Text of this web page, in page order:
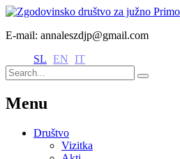
E-mail: annaleszdjp@gmail.com
SL EN IT
Menu
Društvo
Vizitka